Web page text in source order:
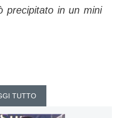
precipitato in un mini
TUTTO